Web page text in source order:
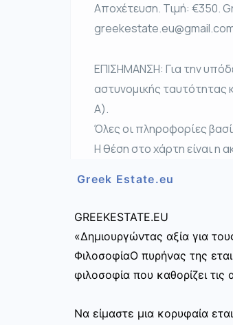
Αποχέτευση. Τιμή: €350.
ΕΠΙΣΗΜΑΝΣΗ: Για την
αστυνομικής
Α).
Όλες οι πληροφορίες
Η θέση στο χάρτη είναι η
Greek Estate.eu
GREEKESTATE.EU
«Δημιουργώντας αξία για
ΦιλοσοφίαΟ πυρήνας της
φιλοσοφία που καθορίζει
Να είμαστε μια κορυφαία